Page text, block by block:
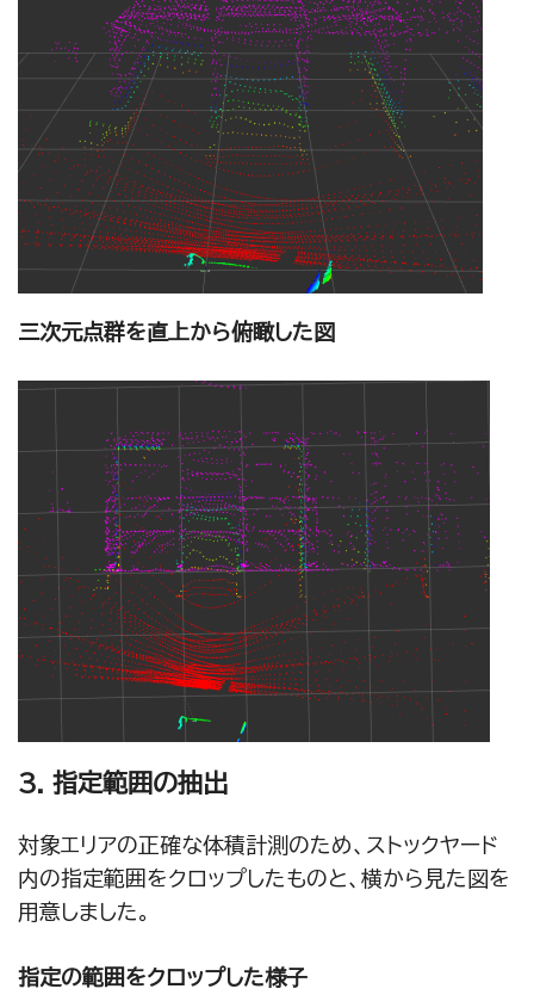
三次元点群を直上から俯瞰した図
3. 指定範囲の抽出
対象エリアの正確な体積計測のため、ストックヤード
内の指定範囲をクロップしたものと、横から見た図を
用意しました。
指定の範囲をクロップした様⼦